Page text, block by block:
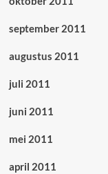
september 2011
augustus 2011
juli 2011
juni 2011
mei 2011
april 2011